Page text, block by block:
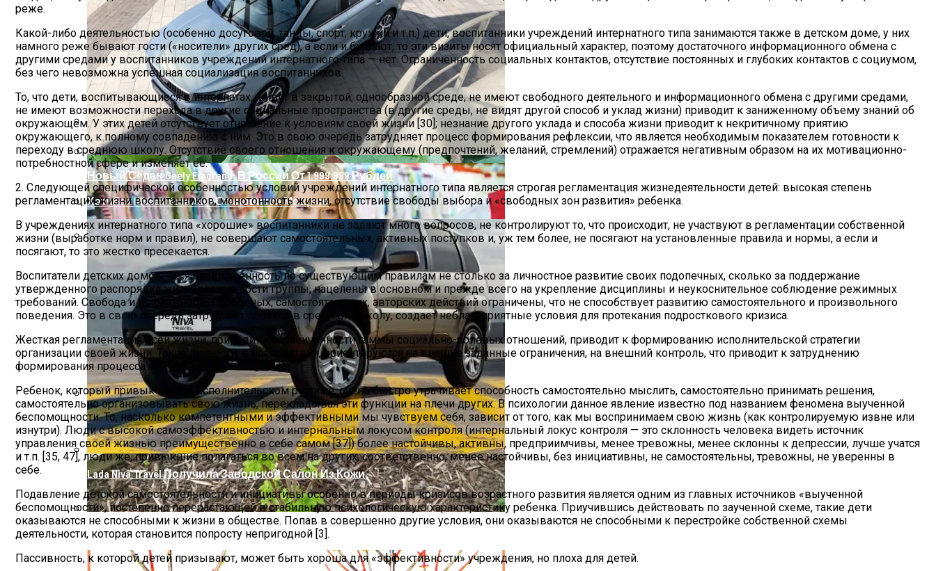
Почему Появляются Черные Точки На Листьях Яблони
Пошаговое Руководство: Как Посадить Малину Осенью
Лечение Диатеза У Грудничков Народными Средствами
Список Вещей Для Новорожденного На Первые Месяцы Жизни
Новый Седан Geely Emgrand: В России От 1.999.999 Рублей
Хэтчбек Nissan Note Aura Становится Мощнее
Lada Niva Travel Получила Заводской Салон Из Кожи
реже.
Какой-либо деятельностью (особенно досуговой: танцы, спорт, кружки и т.п.) дети, воспитанники учреждений интернатного типа занимаются также в детском доме, у них
намного реже бывают гости («носители» других сред), а если и бывают, то эти визиты носят официальный характер, поэтому достаточного информационного обмена с
другими средами у воспитанников учреждений интернатного типа — нет. Ограниченность социальных контактов, отсутствие постоянных и глубоких контактов с социумом,
без чего невозможна успешная социализация воспитанников.
То, что дети, воспитывающиеся в интернатах, живут в закрытой, однообразной среде, не имеют свободного деятельного и информационного обмена с другими средами,
не имеют возможности перехода в другие социальные пространства (в другие среды, не видят другой способ и уклад жизни) приводит к заниженному объему знаний об
окружающем. У этих детей отсутствует отношение к условиям своей жизни [30]; незнание другого уклада и способа жизни приводит к некритичному приятию
окружающего, к полному совпадению с ним. Это в свою очередь затрудняет процесс формирования рефлексии, что является необходимым показателем готовности к
переходу в среднюю школу. Отсутствие своего отношения к окружающему (предпочтений, желаний, стремлений) отражается негативным образом на их мотивационно-
потребностной сфере и изменяет ее.
2. Следующей специфической особенностью условий учреждений интернатного типа является строгая регламентация жизнедеятельности детей: высокая степень
регламентации жизни воспитанников, монотонность жизни, отсутствие свободы выбора и «свободных зон развития» ребенка.
В учреждениях интернатного типа «хорошие» воспитанники не задают много вопросов, не контролируют то, что происходит, не участвуют в регламентации собственной
жизни (выработке норм и правил), не совершают самостоятельных, активных поступков и, уж тем более, не посягают на установленные правила и нормы, а если и
посягают, то это жестко пресекается.
Воспитатели детских домов, неся ответственность по существующим правилам не столько за личностное развитие своих подопечных, сколько за поддержание
утвержденного распорядка жизнедеятельности группы, нацелены в основном и прежде всего на укрепление дисциплины и неукоснительное соблюдение режимных
требований. Свобода и возможность свободных, самостоятельных, авторских действий ограничены, что не способствует развитию самостоятельного и произвольного
поведения. Это в свою очередь затрудняет переход в среднюю школу, создает неблагоприятные условия для протекания подросткового кризиса.
Жесткая регламентация всей жизни, приводит к ограниченности гаммы социально-ролевых отношений, приводит к формированию исполнительской стратегии
организации своей жизни. Такие личности, в последствии, ориентируются на внешне заданные ограничения, на внешний контроль, что приводит к затруднению
формирования процесса саморегуляции.
Ребенок, который привык жить в исполнительском режиме, очень быстро утрачивает способность самостоятельно мыслить, самостоятельно принимать решения,
самостоятельно организовывать свою жизнь, перекладывая эти функции на плечи других. В психологии данное явление известно под названием феномена выученной
беспомощности. То, насколько компетентными и эффективными мы чувствуем себя, зависит от того, как мы воспринимаем свою жизнь (как контролируемую извне или
изнутри). Люди с высокой самоэффективностью и интернальным локусом контроля (интернальный локус контроля — это склонность человека видеть источник
управления своей жизнью преимущественно в себе самом [37]) более настойчивы, активны, предприимчивы, менее тревожны, менее склонны к депрессии, лучше учатся
и т.п. [35, 47], люди же, привыкшие полагаться во всем на других, соответственно, менее настойчивы, без инициативны, не самостоятельны, тревожны, не уверенны в
себе.
Подавление детской самостоятельности и инициативы особенно в периоды кризисов возрастного развития является одним из главных источников «выученной
беспомощности», постепенно перерастающей в стабильную психологическую характеристику ребенка. Приучившись действовать по заученной схеме, такие дети
оказываются не способными к жизни в обществе. Попав в совершенно другие условия, они оказываются не способными к перестройке собственной схемы
деятельности, которая становится попросту непригодной [3].
Пассивность, к которой детей призывают, может быть хороша для «эффективности» учреждения, но плоха для детей.